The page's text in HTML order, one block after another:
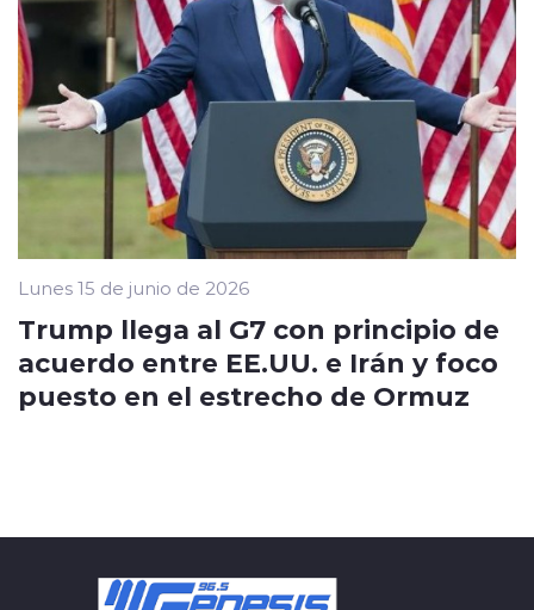
Lunes 15 de junio de 2026
Trump llega al G7 con principio de
acuerdo entre EE.UU. e Irán y foco
puesto en el estrecho de Ormuz